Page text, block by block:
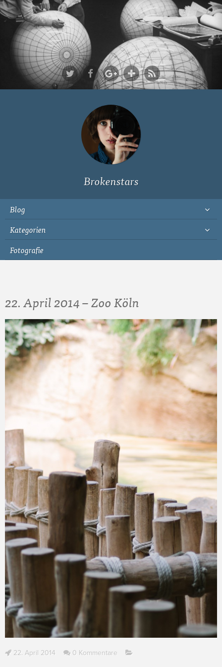
Ich bin Fyn,
23, und
wohne in
Köln
Brokenstars
Blog
Kategorien
Fotografie
22. April 2014 – Zoo Köln
22. April 2014 0 Kommentare